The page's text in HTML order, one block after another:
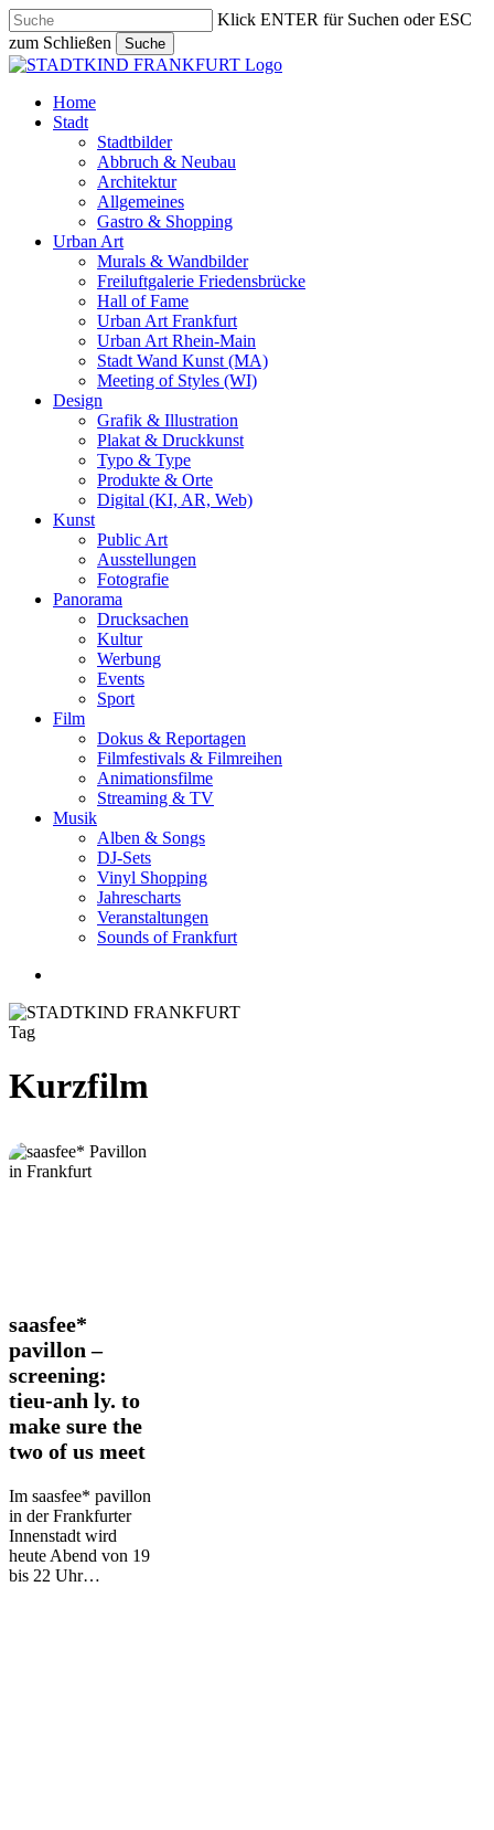
Skip
to
main
content
Klick ENTER für Suchen oder ESC
zum Schließen
Suche
Close
search
Menu
Home
Stadt
Stadtbilder
Abbruch & Neubau
Architektur
Allgemeines
Gastro & Shopping
Urban Art
Murals & Wandbilder
Freiluftgalerie Friedensbrücke
Hall of Fame
Urban Art Frankfurt
Urban Art Rhein-Main
Stadt Wand Kunst (MA)
Meeting of Styles (WI)
Design
Grafik & Illustration
Plakat & Druckkunst
Typo & Type
Produkte & Orte
Digital (KI, AR, Web)
Kunst
Public Art
Ausstellungen
Fotografie
Panorama
Drucksachen
Kultur
Werbung
Events
Sport
Film
Dokus & Reportagen
Filmfestivals & Filmreihen
Animationsfilme
Streaming & TV
Musik
Alben & Songs
DJ-Sets
Vinyl Shopping
Jahrescharts
Veranstaltungen
Sounds of Frankfurt
Tag
Kurzfilm
saasfee*
pavillon
–
screening:
tieu-
anh
ly.
to
sure
the
two
of
us
saasfee*
pavillon –
screening:
tieu-anh ly. to
make sure the
two of us meet
Im saasfee* pavillon
in der Frankfurter
Innenstadt wird
heute Abend von 19
bis 22 Uhr…